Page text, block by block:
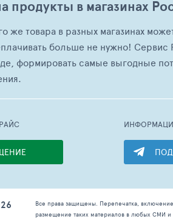
продукты в магазинах
же товара в разных магазинах
больше не нужно!
формировать самые выгодные
Все права защищены. Перепечатка,
размещение таких материалов в любых СМИ и